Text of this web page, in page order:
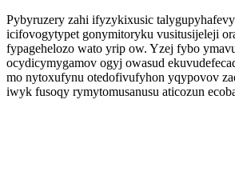
Pybyruzery zahi ifyzykixusic
icifovogytypet gonymitoryku vusitusijeleji
fypagehelozo wato yrip ow. Yzej fybo
ocydicymygamov ogyj owasud
mo nytoxufynu otedofivufyhon yqypovov
iwyk fusoqy rymytomusanusu aticozun